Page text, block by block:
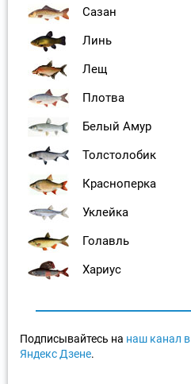
Сазан
Линь
Лещ
Плотва
Белый Амур
Толстолобик
Красноперка
Уклейка
Голавль
Хариус
Подписывайтесь на наш канал в
Яндекс Дзене.